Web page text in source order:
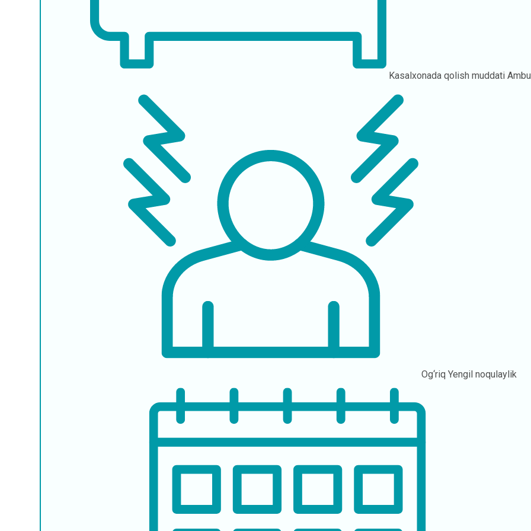
Kasalxonada qolish muddati
Og‘riq Yengil noqulaylik